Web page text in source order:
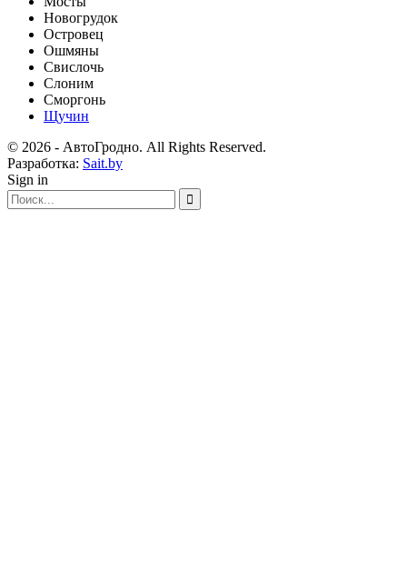
Новогрудок
Островец
Ошмяны
Свислочь
Слоним
Сморгонь
Щучин
© 2026 - АвтоГродно. All Rights Reserved.
Разработка: Sait.by
Sign in